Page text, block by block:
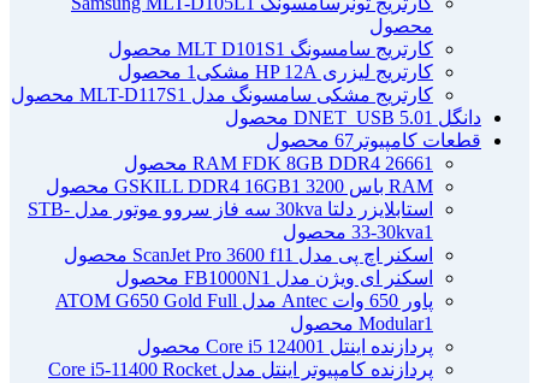
محصول
کارتریج سامسونگ MLT D101S 1 محصول
کارتریج لیزری HP 12A مشکی
1 محصول
کارتریج مشکی سامسونگ مدل MLT-D117S 1 محصول
دانگل DNET_USB 5.0 1 محصول
قطعات کامپیوتر 67 محصول
RAM FDK 8GB DDR4 26661 محصول
RAM باس 3200 GSKILL DDR4 16GB
1 محصول
استابلایزر دلتا 30kva سه فاز سروو موتور مدل STB-
33-30kva1 محصول
اسکنر اچ پی مدل ScanJet Pro 3600 f1 1 محصول
اسکنر ای ویژن مدل FB1000N 1 محصول
پاور 650 وات Antec مدل ATOM G650 Gold Full
Modular1 محصول
پردازنده اینتل Core i5 12400 1 محصول
پردازنده کامپیوتر اینتل مدل Core i5-11400 Rocket